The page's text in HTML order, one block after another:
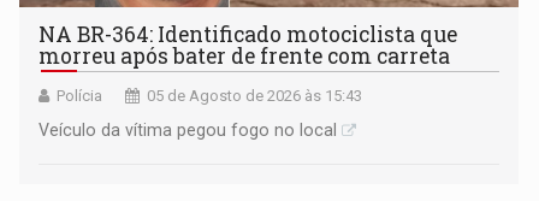
NA BR-364: Identificado motociclista que
morreu após bater de frente com carreta
Polícia 05 de Agosto de 2026 às 15:43
Veículo da vítima pegou fogo no local